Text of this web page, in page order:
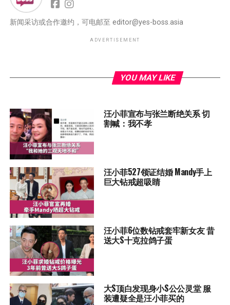
新闻采访或合作邀约，可电邮至 editor@yes-boss.asia
ADVERTISEMENT
YOU MAY LIKE
汪小菲宣布与张兰断绝关系 切
割喊：我不孝
汪小菲527领证结婚 Mandy手上
巨大钻戒超吸睛
汪小菲6位数钻戒套牢新女友 昔
送大S十克拉鸽子蛋
大S顶白发现身小S公公灵堂 服
装遭疑全是汪小菲买的